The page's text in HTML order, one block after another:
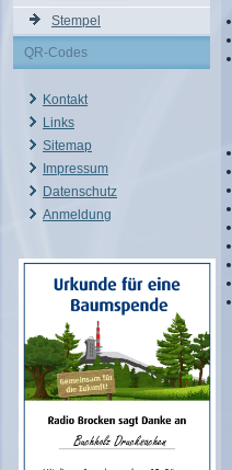
Stempel
QR-Codes
Kontakt
Links
Sitemap
Impressum
Datenschutz
Anmeldung